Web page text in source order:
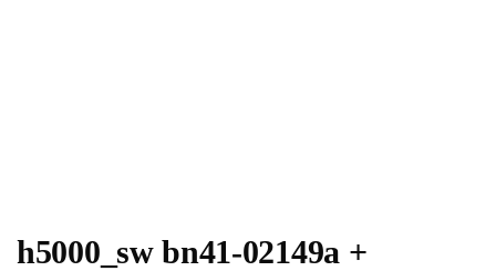
h5000_sw bn41-02149a +